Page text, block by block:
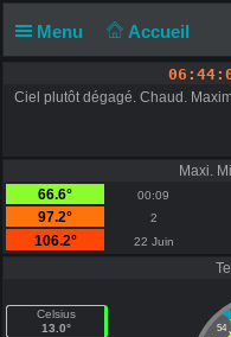
Menu Accueil
Ciel plutôt dégagé. Chaud.
Maxi.
66.6°
00:09
97.2°
2
106.2°
22 Juin
Celsius
13.0°
54